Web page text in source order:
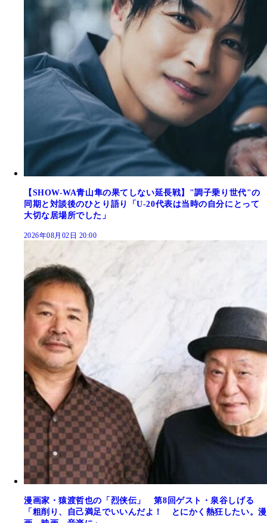
【SHOW-WA青山隼の果てしない延長戦】"調子乗り世代"の
同期と対談後のひとり語り「U-20代表は当時の自分にとって
大切な居場所でした」
2026年08月02日 20:00
漫画家・猿渡哲也の「烈侠伝」 第8回ゲスト・泉谷しげる
「粗削り、自己満足でいいんだよ！ とにかく熱狂したい。漫